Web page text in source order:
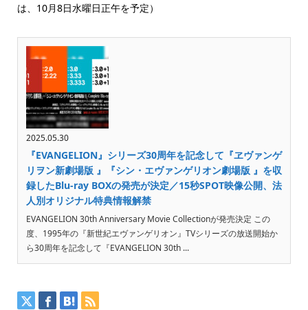
は、10月8日水曜日正午を予定）
2025.05.30
『EVANGELION』シリーズ30周年を記念して『ヱヴァンゲ
リヲン新劇場版 』『シン・エヴァンゲリオン劇場版 』を収
録したBlu-ray BOXの発売が決定／15秒SPOT映像公開、法
人別オリジナル特典情報解禁
EVANGELION 30th Anniversary Movie Collectionが発売決定 この
度、1995年の『新世紀エヴァンゲリオン』TVシリーズの放送開始か
ら30周年を記念して『EVANGELION 30th ...